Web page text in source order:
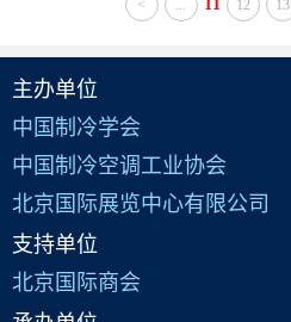
< ... 11 12 13
主办单位
中国制冷学会
中国制冷空调工业协会
北京国际展览中心有限公司
支持单位
北京国际商会